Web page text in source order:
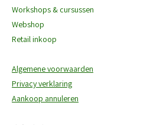
Workshops & cursussen
Webshop
Retail inkoop
Algemene voorwaarden
Privacy verklaring
Aankoop annuleren